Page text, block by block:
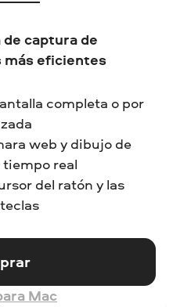
captura de
más eficientes
completa o por
web y dibujo de
real
del ratón y las
Mac